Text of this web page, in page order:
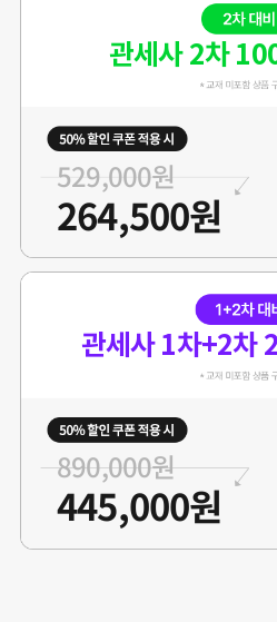
수강생 이**
관세사 2차
529,000원
264,500원
관세사 1차+2차
890,000원
445,000원